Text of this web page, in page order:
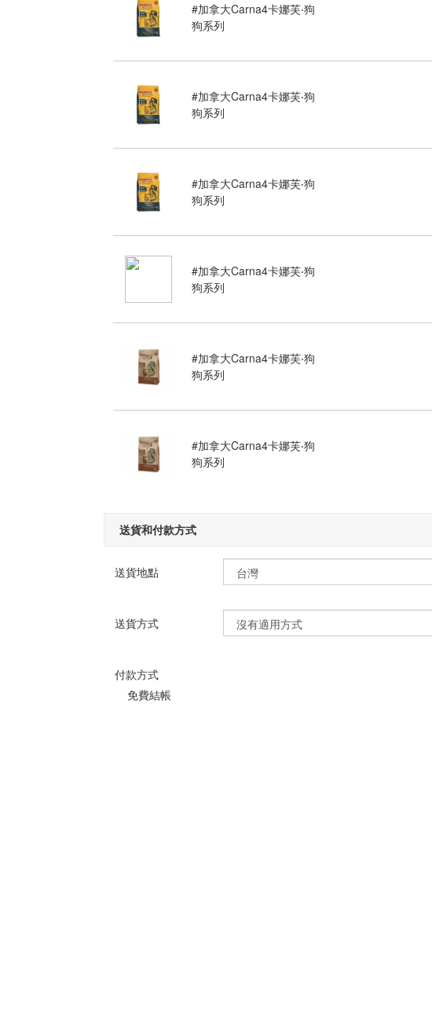
#加拿大Carna4卡娜芙‧狗
狗系列
#加拿大Carna4卡娜芙‧狗
狗系列
#加拿大Carna4卡娜芙‧狗
狗系列
#加拿大Carna4卡娜芙‧狗
狗系列
#加拿大Carna4卡娜芙‧狗
狗系列
#加拿大Carna4卡娜芙‧狗
狗系列
送貨和付款方式
送貨地點
送貨方式
付款方式
免費結帳